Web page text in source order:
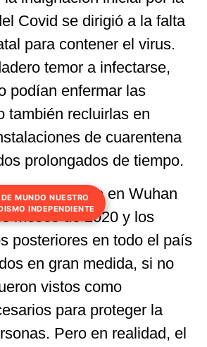
Covid se dirigió a la falta
para contener el virus.
temor a infectarse,
podían enfermar las
también recluirlas en
de cuarentena
prolongados de tiempo.
confinamiento en Wuhan
meses de 2020 y los
posteriores en todo el país
en gran medida, si no
vistos como
para proteger la
Pero en realidad, el
MUNDO NUESTRO
INDEPENDIENTE